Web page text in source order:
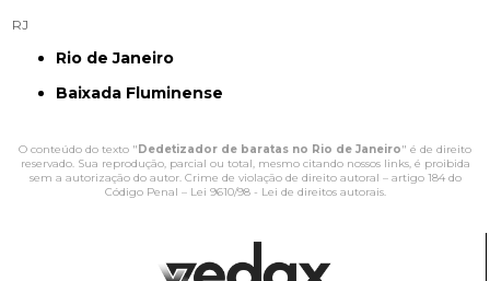
RJ
Rio de Janeiro
Baixada Fluminense
O conteúdo do texto "Dedetizador de baratas no Rio de Janeiro" é de direito
reservado. Sua reprodução, parcial ou total, mesmo citando nossos links, é proibida
sem a autorização do autor. Crime de violação de direito autoral – artigo 184 do
Código Penal – Lei 9610/98 - Lei de direitos autorais.